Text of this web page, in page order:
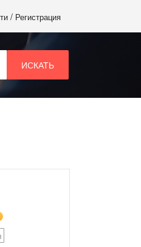
/ Регистрация